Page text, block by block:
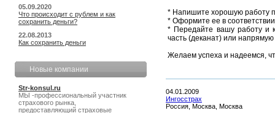
05.09.2020
Что происходит с рублем и как
сохранить деньги?
22.08.2013
Как сохранить деньги
Новые компании
Str-konsul.ru
МЫ -профессиональный участник
страхового рынка,
предоставляющий страховые
* Напишите хорошую работу
* Оформите ее в
* Передайте вашу работу и
часть (деканат) или напрямую
Желаем успеха и надеемся,
04.01.2009
Ингосстрах
Россия, Москва, Москва